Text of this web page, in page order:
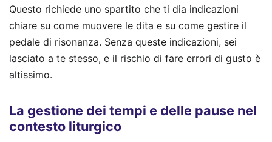
Questo richiede uno spartito che ti dia indicazioni
chiare su come muovere le dita e su come gestire il
pedale di risonanza. Senza queste indicazioni, sei
lasciato a te stesso, e il rischio di fare errori di gusto è
altissimo.
La gestione dei tempi e delle pause nel
contesto liturgico